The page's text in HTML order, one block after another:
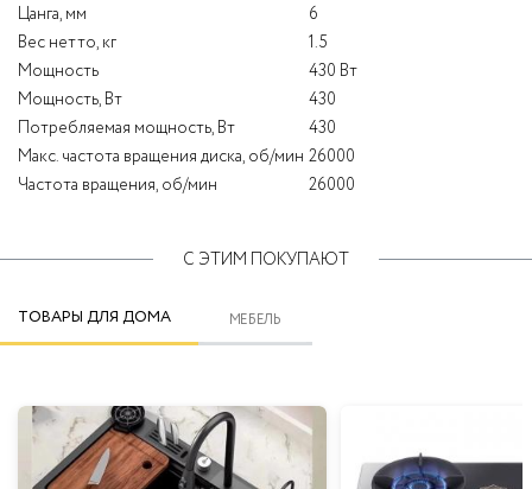
Цанга, мм
6
Вес нетто, кг
1.5
Мощность
430 Вт
Мощность, Вт
430
Потребляемая мощность, Вт
430
Макс. частота вращения диска, об/мин 26000
Частота вращения, об/мин
26000
С ЭТИМ ПОКУПАЮТ
ТОВАРЫ ДЛЯ ДОМА МЕБЕЛЬ